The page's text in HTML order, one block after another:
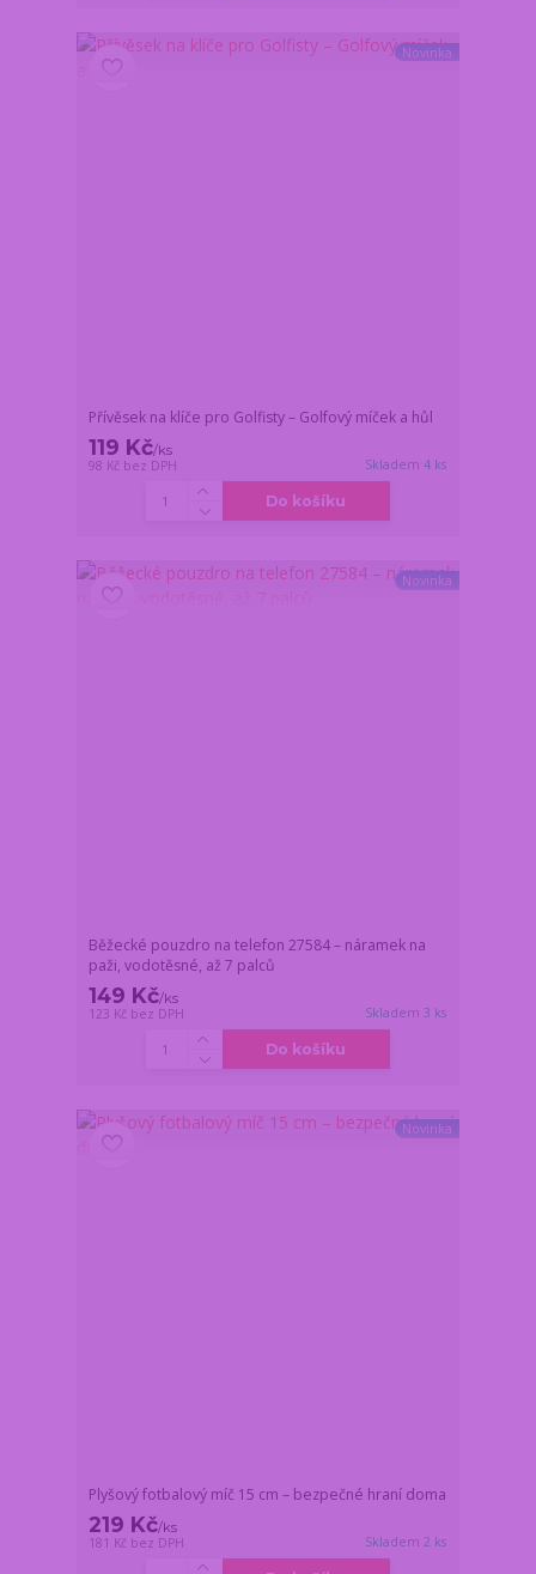
Novinka
Přívěsek na klíče pro Golfisty – Golfový míček a hůl
119 Kč/ks
98 Kč bez DPH Skladem 4 ks
Do košíku
Novinka
Běžecké pouzdro na telefon 27584 – náramek na
paži, vodotěsné, až 7 palců
149 Kč/ks
123 Kč bez DPH Skladem 3 ks
Do košíku
Novinka
Plyšový fotbalový míč 15 cm – bezpečné hraní doma
219 Kč/ks
181 Kč bez DPH Skladem 2 ks